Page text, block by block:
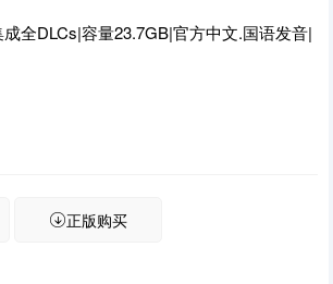
全DLCs|容量23.7GB|官方中文.国语发音|
正版购买